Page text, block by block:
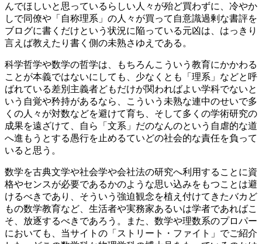
んでほしいと思っているらしい人々が殆ど買わずに、冷やか
しで同僚や「自称理系」の人々が買って自意識過剰な書評を
ブログに書くだけという状況に陥っている元凶は、はっきり
言えば教えたり書く側の未熟さゆえである。
科学哲学や数学の哲学は、もちろんこういう教育にかかわる
ことが本義ではないにしても、少なくとも「理系」などと呼
ばれている差別主義者どもだけが関わればよい学科でないと
いう自覚や矜持があるなら、こういう未熟な連中のせいで多
くの人々が対数などを避けて育ち、そして多くの学術研究の
成果を遠ざけて、自ら「文系」だのなんのという自虐的な道
へ進もうとする愚行を止めるていどの社会的な責任を負って
いると思う。
数学を古典文学や社会学や会社法の研究へ利用することに資
格やセンスが必要であるかのような思い込みをもつことは避
けるべきであり、そういう強迫観念を植え付けてきたバカど
もの数学教育など、生活者や実務家あるいは学者であればこ
そ、放逐するべきであろう。また、数学や理数系のプロパー
においても、当サイトの「ストリート・ファイト」でご紹介